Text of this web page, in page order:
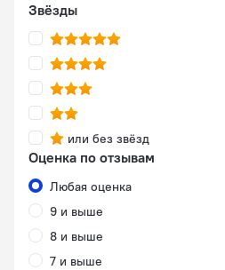
Звёзды
или без звёзд
Оценка по отзывам
Любая оценка
9 и выше
8 и выше
7 и выше